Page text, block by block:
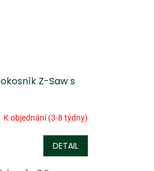
Z-Saw s
K objednání (3-8 týdny)
DETAIL